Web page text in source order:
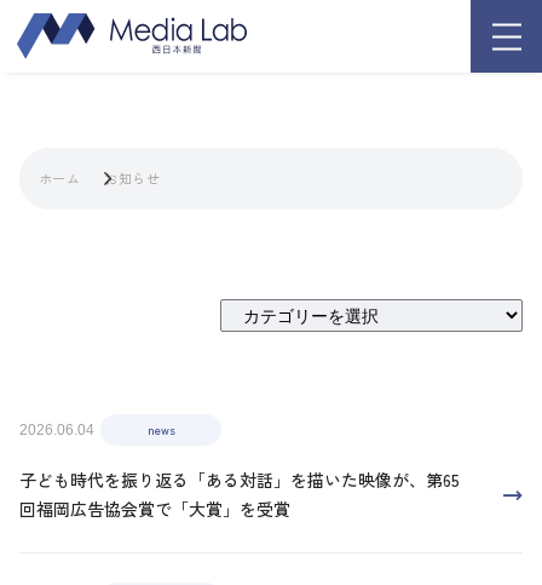
ホーム お知らせ
2026.06.04 news
子ども時代を振り返る「ある対話」を描いた映像が、第65
回福岡広告協会賞で「大賞」を受賞